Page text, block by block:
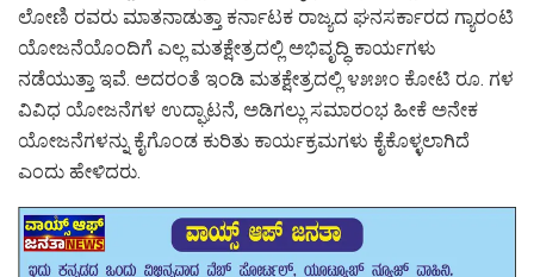
ಲೋಣಿ ರವರು ಮಾತನಾಡುತ್ತಾ ಕರ್ನಾಟಕ ರಾಜ್ಯದ ಘನಸರ್ಕಾರದ ಗ್ಯಾರಂಟಿ
ಯೋಜನೆಯೊಂದಿಗೆ ಎಲ್ಲ ಮತಕ್ಷೇತ್ರದಲ್ಲಿ ಅಭಿವೃದ್ಧಿ ಕಾರ್ಯಗಳು
ನಡೆಯುತ್ತಾ ಇವೆ. ಅದರಂತೆ ಇಂಡಿ ಮತಕ್ಷೇತ್ರದಲ್ಲಿ ೪೫೫೦ ಕೋಟಿ ರೂ. ಗಳ
ವಿವಿಧ ಯೋಜನೆಗಳ ಉದ್ಘಾಟನೆ, ಅಡಿಗಲ್ಲು ಸಮಾರಂಭ ಹೀಕೆ ಅನೇಕ
ಯೋಜನೆಗಳನ್ನು ಕೈಗೊಂಡ ಕುರಿತು ಕಾರ್ಯಕ್ರಮಗಳು ಕೈಕೊಳ್ಳಲಾಗಿದೆ
ಎಂದು ಹೇಳಿದರು.